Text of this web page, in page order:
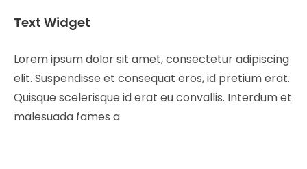
Text Widget
Lorem ipsum dolor sit amet, consectetur adipiscing
elit. Suspendisse et consequat eros, id pretium erat.
Quisque scelerisque id erat eu convallis. Interdum et
malesuada fames a